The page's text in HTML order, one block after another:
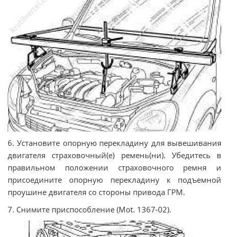
6. Установите опорную перекладину для вывешивания
двигателя страховочный(е) ремень(ни). Убедитесь в
правильном положении страховочного ремня и
присоедините опорную перекладину к подъемной
проушине двигателя со стороны привода ГРМ.
7. Снимите приспособление (Mot. 1367-02).